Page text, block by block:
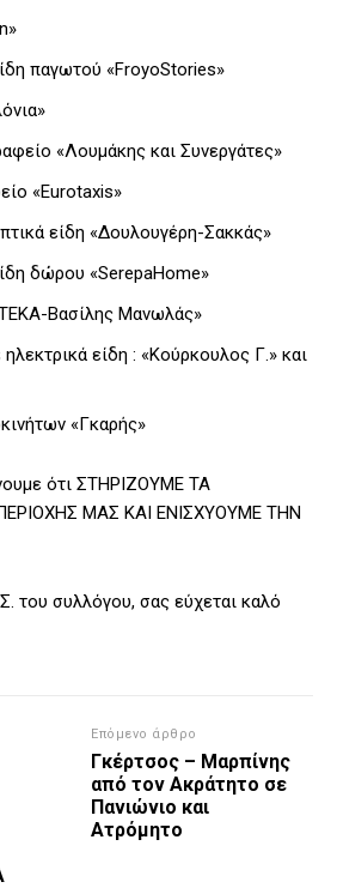
παγωτού «FroyoStories»
«Λουμάκης και Συνεργάτες»
«Eurotaxis»
είδη «Δουλουγέρη-Σακκάς»
δώρου «SerepaHome»
Βασίλης Μανωλάς»
είδη : «Κούρκουλος Γ.» και
«Γκαρής»
ότι ΣΤΗΡΙΖΟΥΜΕ ΤΑ
ΜΑΣ ΚΑΙ ΕΝΙΣΧΥΟΥΜΕ ΤΗΝ
του συλλόγου, σας εύχεται καλό
Επόμενο άρθρο
Γκέρτσος – Μαρπίνης
από τον Ακράτητο σε
Πανιώνιο και
Ατρόμητο